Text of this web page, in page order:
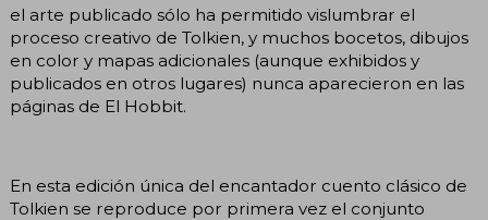
el arte publicado sólo ha permitido vislumbrar el
proceso creativo de Tolkien, y muchos bocetos, dibujos
en color y mapas adicionales (aunque exhibidos y
publicados en otros lugares) nunca aparecieron en las
páginas de El Hobbit.
En esta edición única del encantador cuento clásico de
Tolkien se reproduce por primera vez el conjunto